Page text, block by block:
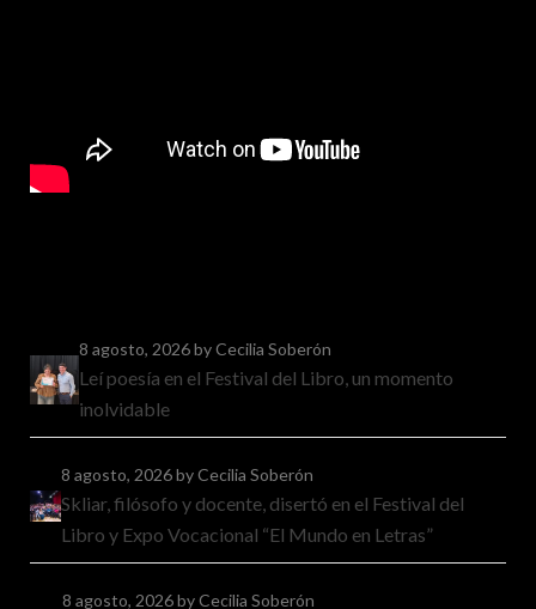
8 agosto, 2026by Cecilia Soberón
Leí poesía en el Festival del Libro, un momento
inolvidable
8 agosto, 2026by Cecilia Soberón
Skliar, filósofo y docente, disertó en el Festival del
Libro y Expo Vocacional “El Mundo en Letras”
8 agosto, 2026by Cecilia Soberón